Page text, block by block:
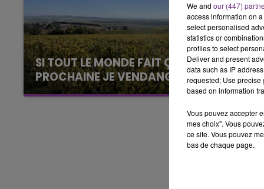
SI TOUT LE MONDE FAIT ÇA, MOI L'ANNÉE
PROCHAINE JE VENDANGE EN...
La vendange en Champagne a débuté ce jeudi
We and our (447)
access information on
select personalised
statistics or
profiles to select
Deliver and present
data such as IP
requested; Use precise
based on information
Vous pouvez accepter
mes choix". Vous
ce site. Vous pouvez
bas de chaque page.